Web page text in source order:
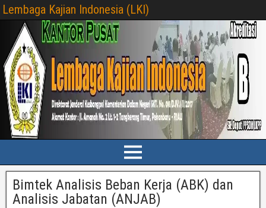
Lembaga Kajian Indonesia (LKI)
Bimtek Analisis Beban Kerja (ABK) dan
Analisis Jabatan (ANJAB)